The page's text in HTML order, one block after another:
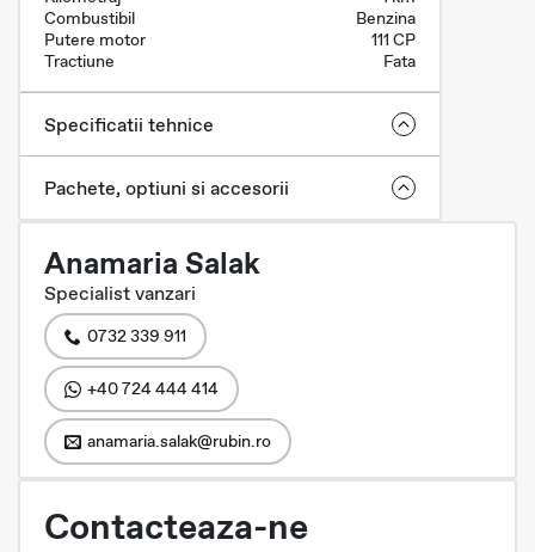
Combustibil
Benzina
Putere motor
111 CP
Tractiune
Fata
Specificatii tehnice
Pachete, optiuni si accesorii
Anamaria Salak
Specialist vanzari
0732 339 911
+40 724 444 414
anamaria.salak@rubin.ro
Contacteaza-ne